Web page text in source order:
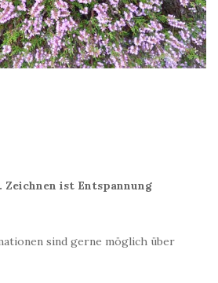
Zeichnen ist Entspannung
sind gerne möglich über